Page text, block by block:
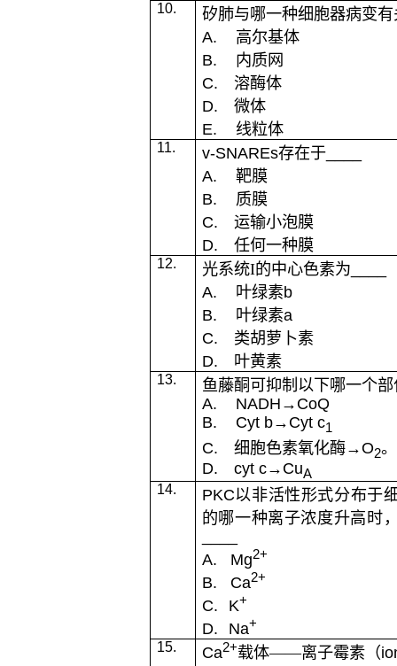
10.
矽肺与哪一种细胞器病变有
A.
高尔基体
B.
内质网
C.
溶酶体
D.
微体
E.
线粒体
11. v-SNAREs存在于____
A.
靶膜
B.
质膜
C.
运输小泡膜
D.
任何一种膜
12. 光系统I的中心色素为
A.
叶绿素b
B.
叶绿素a
C.
类胡萝卜素
D.
叶黄素
13.
鱼藤酮可抑制以下哪一个
A.
NADH → CoQ
B.
Cyt b→ Cyt c1
C. 细胞色素氧化酶→O2。
D.
cyt c→ CuA
14.
PKC以非活性形式分布于
的哪一种离子浓度升高时
A.
Mg2+
B. Ca2+
C. K+
D. Na+
15.
Ca2+载体——离子霉素（